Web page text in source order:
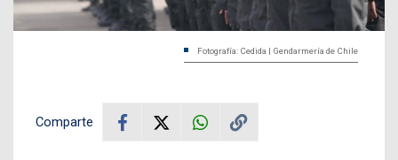
Fotografía: Cedida | Gendarmería de Chile
Comparte